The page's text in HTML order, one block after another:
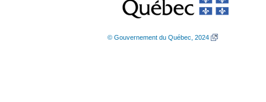
© Gouvernement du Québec, 2024